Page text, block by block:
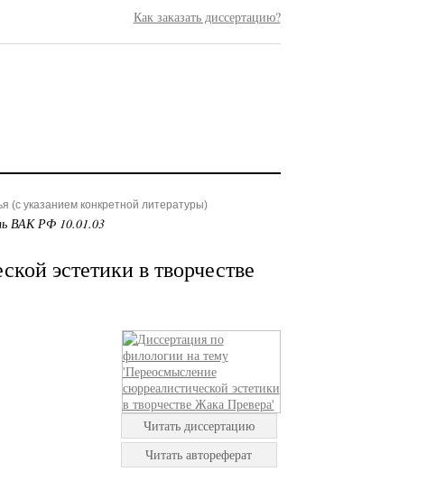
Как заказать диссертацию?
(с указанием конкретной литературы)
ВАК РФ 10.01.03
эстетики в творчестве
Читать диссертацию
Читать автореферат